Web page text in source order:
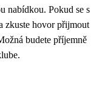
nabídkou. Pokud se s
zkuste hovor přijmout
budete příjemně